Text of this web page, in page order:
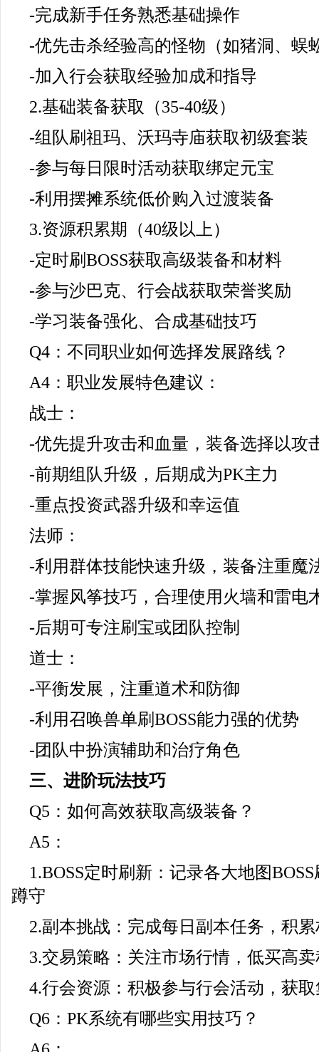
-完成新手任务熟悉基础操作
-优先击杀经验高的怪物（如猪洞、蜈
-加入行会获取经验加成和指导
2.基础装备获取（35-40级）
-组队刷祖玛、沃玛寺庙获取初级套装
-参与每日限时活动获取绑定元宝
-利用摆摊系统低价购入过渡装备
3.资源积累期（40级以上）
-定时刷BOSS获取高级装备和材料
-参与沙巴克、行会战获取荣誉奖励
-学习装备强化、合成基础技巧
Q4：不同职业如何选择发展路线？
A4：职业发展特色建议：
战士：
-优先提升攻击和血量，装备选择以攻
-前期组队升级，后期成为PK主力
-重点投资武器升级和幸运值
法师：
-利用群体技能快速升级，装备注重魔
-掌握风筝技巧，合理使用火墙和雷电
-后期可专注刷宝或团队控制
道士：
-平衡发展，注重道术和防御
-利用召唤兽单刷BOSS能力强的优势
-团队中扮演辅助和治疗角色
三、进阶玩法技巧
Q5：如何高效获取高级装备？
A5：
1.BOSS定时刷新：记录各大地图
蹲守
2.副本挑战：完成每日副本任务，积
3.交易策略：关注市场行情，低买高
4.行会资源：积极参与行会活动，获
Q6：PK系统有哪些实用技巧？